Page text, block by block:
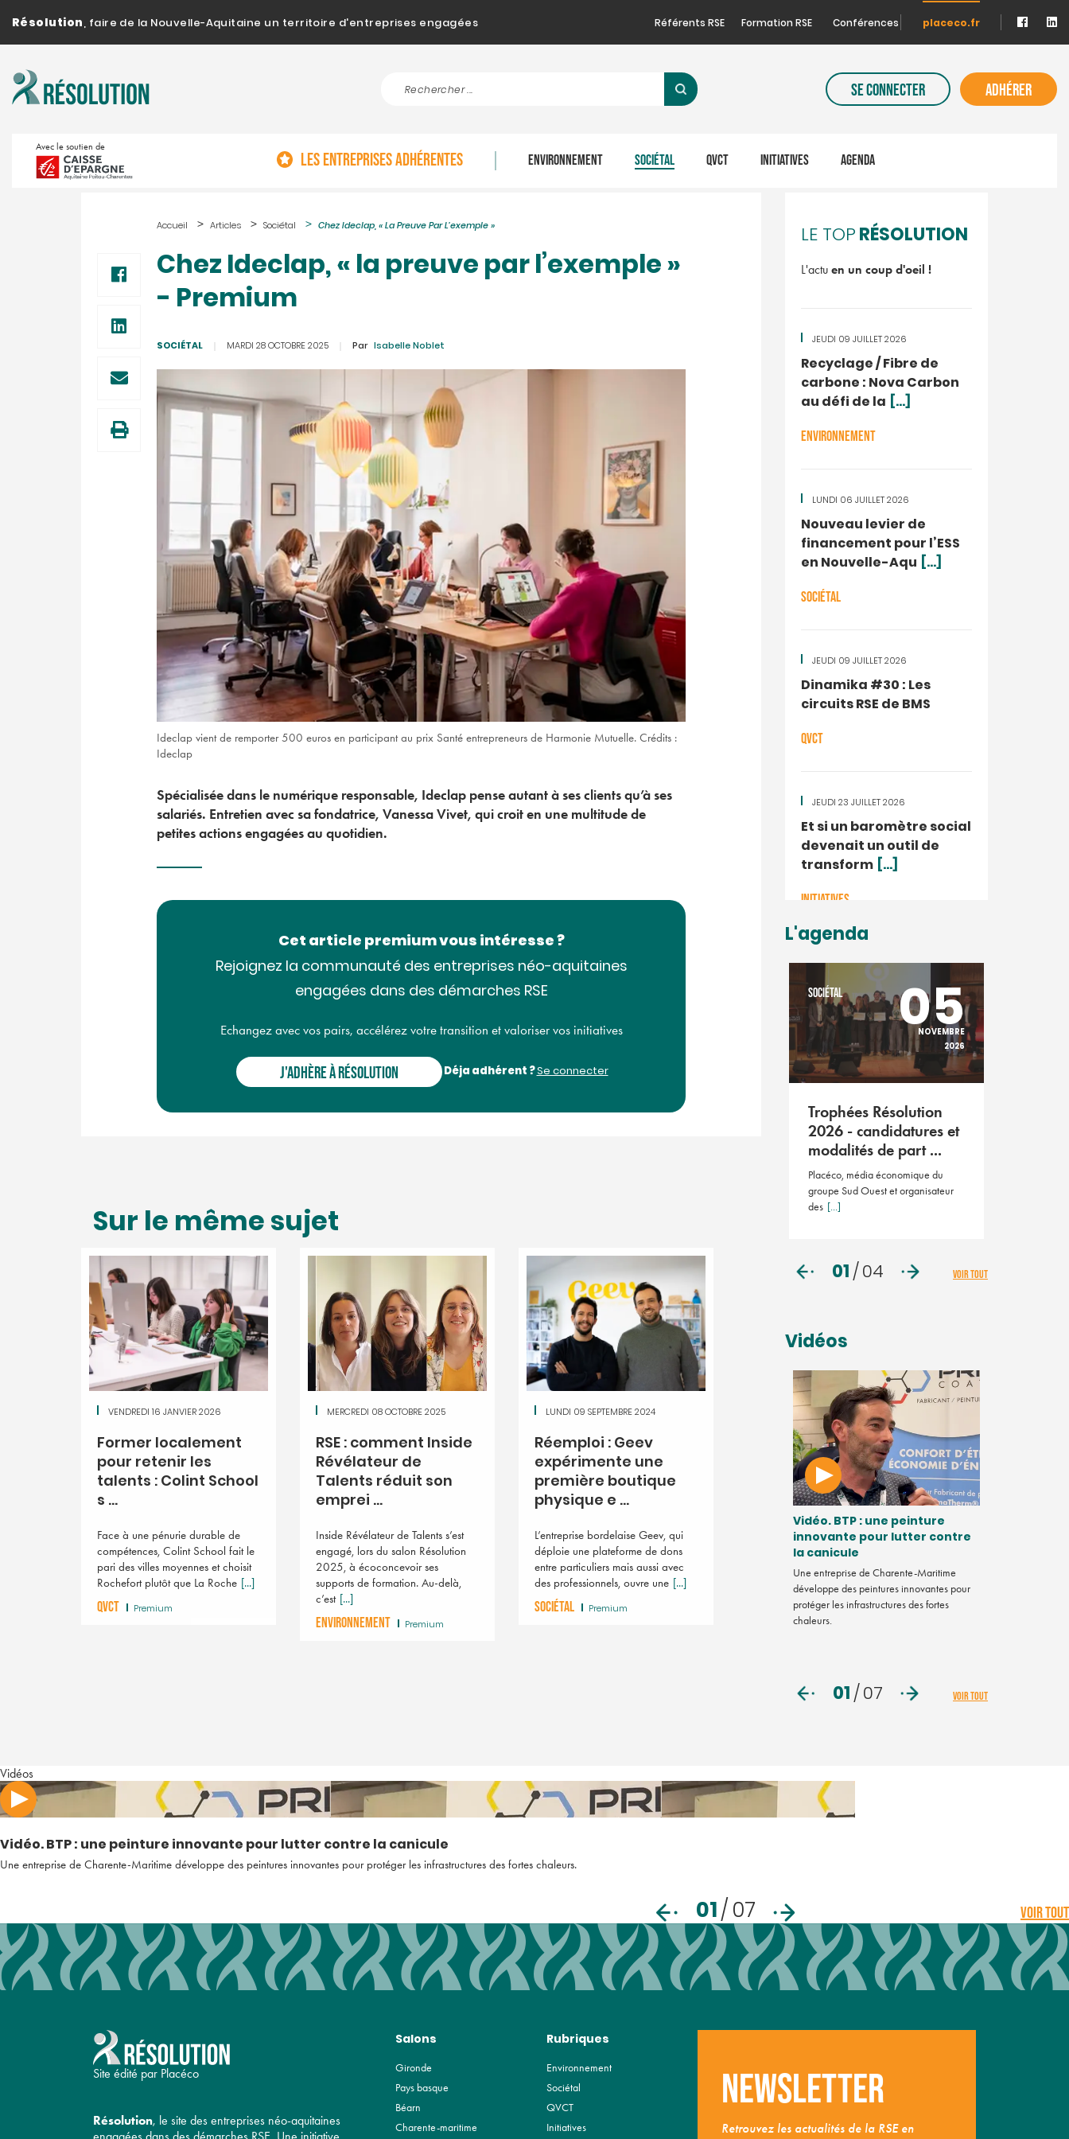
Résolution, faire de la Nouvelle-Aquitaine un territoire d'entreprises engagées Référents RSE Formation RSE Conférences placeco.fr
SE CONNECTER ADHÉRER
Avec le soutien de
LES ENTREPRISES ADHÉRENTES ENVIRONNEMENT SOCIÉTAL QVCT INITIATIVES AGENDA
Accueil Articles Sociétal Chez Ideclap, « La Preuve Par L’exemple »
Chez Ideclap, « la preuve par l’exemple »
- Premium
SOCIÉTAL MARDI 28 OCTOBRE 2025 Par Isabelle Noblet
Ideclap vient de remporter 500 euros en participant au prix Santé entrepreneurs de Harmonie Mutuelle. Crédits :
Ideclap
Spécialisée dans le numérique responsable, Ideclap pense autant à ses clients qu’à ses
salariés. Entretien avec sa fondatrice, Vanessa Vivet, qui croit en une multitude de
petites actions engagées au quotidien.
Cet article premium vous intéresse ?
Rejoignez la communauté des entreprises néo-aquitaines
engagées dans des démarches RSE
Echangez avec vos pairs, accélérez votre transition et valoriser vos initiatives
J'ADHÈRE À RÉSOLUTION Déja adhérent ?Se connecter
Sur le même sujet
VENDREDI 16 JANVIER 2026
Former localement
pour retenir les
talents : Colint School
s ...
Face à une pénurie durable de
compétences, Colint School fait le
pari des villes moyennes et choisit
Rochefort plutôt que La Roche [...]
QVCT Premium
MERCREDI 08 OCTOBRE 2025
RSE : comment Inside
Révélateur de
Talents réduit son
emprei ...
Inside Révélateur de Talents s’est
engagé, lors du salon Résolution
2025, à écoconcevoir ses
supports de formation. Au-delà,
c’est [...]
ENVIRONNEMENT Premium
LUNDI 09 SEPTEMBRE 2024
Réemploi : Geev
expérimente une
première boutique
physique e ...
L’entreprise bordelaise Geev, qui
déploie une plateforme de dons
entre particuliers mais aussi avec
des professionnels, ouvre une [...]
SOCIÉTAL Premium
LE TOPRÉSOLUTION
L'actu en un coup d'oeil !
JEUDI 09 JUILLET 2026
Recyclage / Fibre de
carbone : Nova Carbon
au défi de la [...]
ENVIRONNEMENT
LUNDI 06 JUILLET 2026
Nouveau levier de
financement pour l’ESS
en Nouvelle-Aqu [...]
SOCIÉTAL
JEUDI 09 JUILLET 2026
Dinamika #30 : Les
circuits RSE de BMS
QVCT
JEUDI 23 JUILLET 2026
Et si un baromètre social
devenait un outil de
transform [...]
INITIATIVES
L'agenda
Le salon Résolution
SOCIÉTAL 05
NOVEMBRE
2026
Trophées Résolution
2026 - candidatures et
modalités de part ...
Placéco, média économique du
groupe Sud Ouest et organisateur
des [...]
01/04 VOIR TOUT
Vidéos
Nouvelle-Aquitaine, leader du
bioGNV, a de grandes
ambitions
En 2050, la région pourrait devenir
autonome dans cette énergie plus propre et
Vidéo. BTP : une peinture
innovante pour lutter contre
la canicule
Une entreprise de Charente-Maritime
développe des peintures innovantes pour
protéger les infrastructures des fortes
chaleurs.
01/07 VOIR TOUT
Vidéos
Vidéo. BTP : une peinture innovante pour lutter contre la canicule
Une entreprise de Charente-Maritime développe des peintures innovantes pour protéger les infrastructures des fortes chaleurs.
01/07 VOIR TOUT
Site édité par Placéco
Résolution, le site des entreprises néo-aquitaines
Salons
Gironde
Pays basque
Béarn
Charente-maritime
Rubriques
Environnement
Sociétal
QVCT
Initiatives
Newsletter
Retrouvez les actualités de la RSE en